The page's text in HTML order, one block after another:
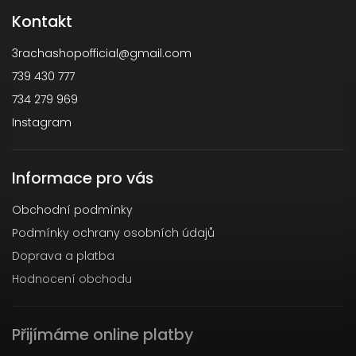
Kontakt
3rachashopofficial@gmail.com
739 430 777
734 279 969
Instagram
Informace pro vás
Obchodní podmínky
Podmínky ochrany osobních údajů
Doprava a platba
Hodnocení obchodu
Přijímáme online platby